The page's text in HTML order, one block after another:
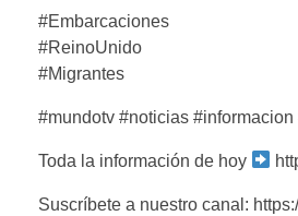
#Embarcaciones
#ReinoUnido
#Migrantes
#mundotv #noticias
Toda la información de hoy
Suscríbete a nuestro canal: